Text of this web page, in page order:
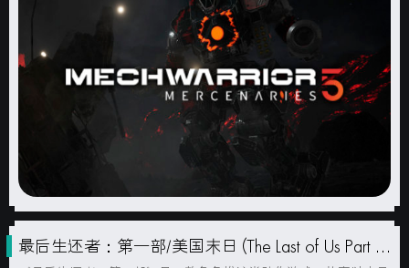
最后生还者：第一部/美国末日 (The Last of Us Part I)